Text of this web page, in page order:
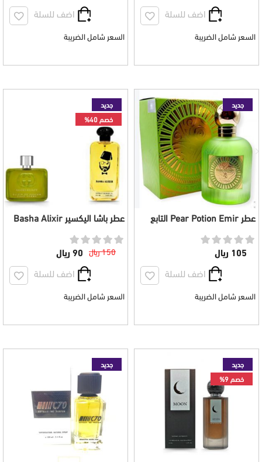
اضف للسلة
السعر شامل الضريبة
اضف للسلة
السعر شامل الضريبة
جديد
عطر Pear Potion Emir التابع
100 مل
105 ريال
اضف للسلة
السعر شامل الضريبة
جديد
خصم 40%
عطر باشا اليكسير Basha Alixir
150 ريال
90 ريال
اضف للسلة
السعر شامل الضريبة
جديد
خصم 9%
جديد